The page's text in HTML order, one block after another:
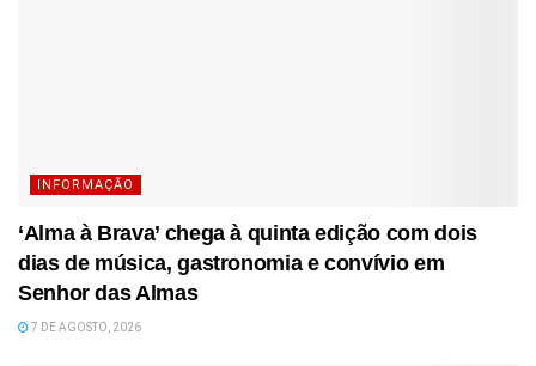
INFORMAÇÃO
‘Alma à Brava’ chega à quinta edição com dois
dias de música, gastronomia e convívio em
Senhor das Almas
7 DE AGOSTO, 2026